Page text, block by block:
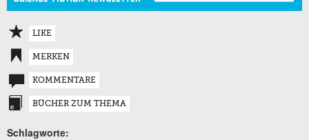
LIKE
MERKEN
KOMMENTARE
BÜCHER ZUM THEMA
Schlagworte: